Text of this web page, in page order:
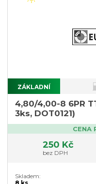
ZÁKLADNÍ
4,80/4,00-8 6PR
3ks, DOT0121)
CENA
250 Kč
bez DPH
Skladem: